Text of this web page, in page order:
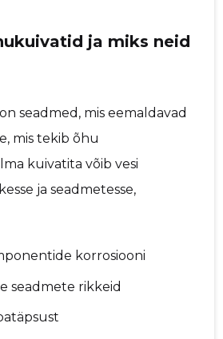
ja miks neid
seadmed, mis eemaldavad
mis tekib õhu
kuivatita võib vesi
ja seadmetesse,
korrosiooni
seadmete rikkeid